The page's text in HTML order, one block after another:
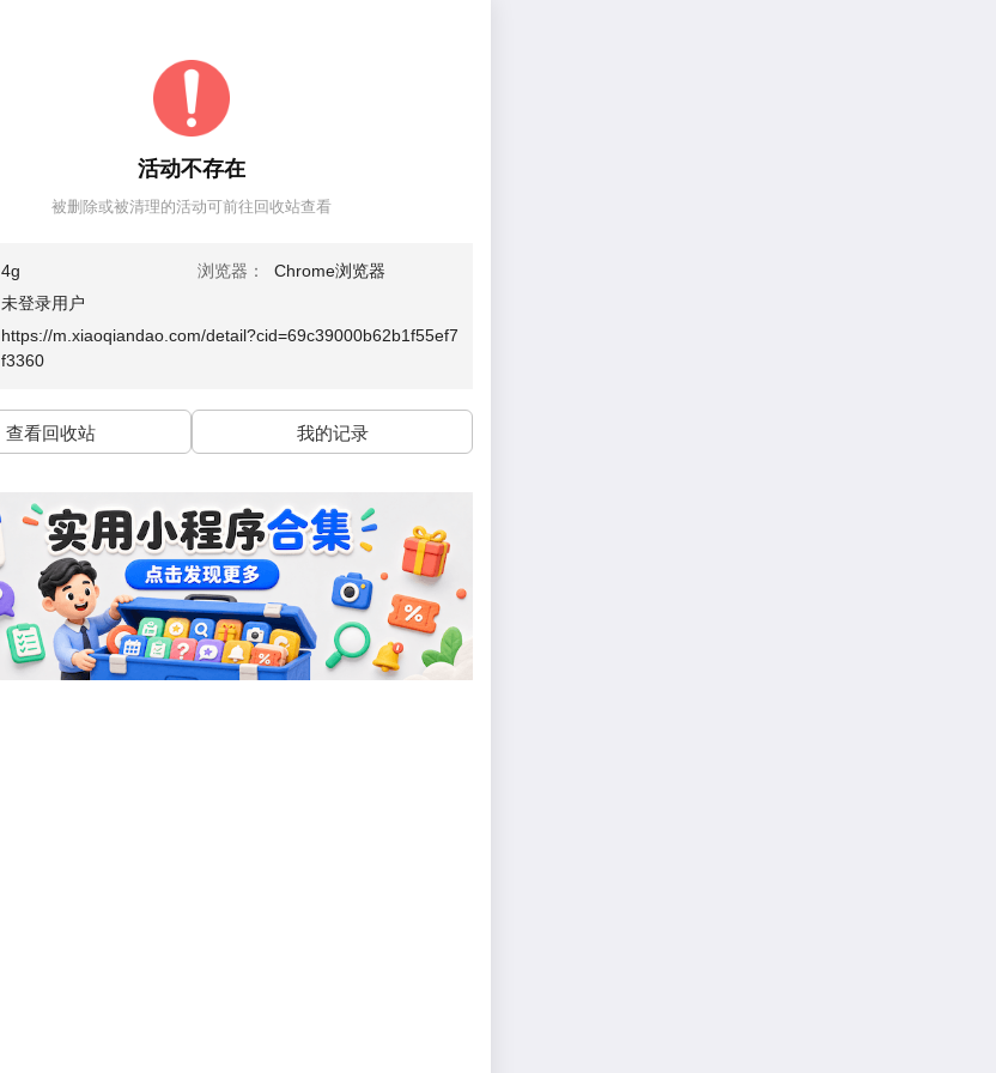
活动不存在
被删除或被清理的活动可前往回收站查看
4g 浏览器：
Chrome浏览器
未登录用户
https://m.xiaoqiandao.com/detail?cid=69c39000b62b1f55ef7
f3360
查看回收站 我的记录